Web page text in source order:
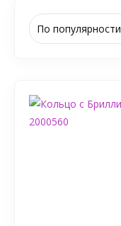
По популярности